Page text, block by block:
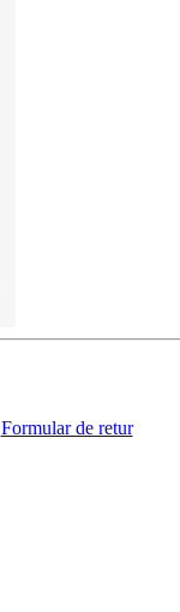
Formular de retur